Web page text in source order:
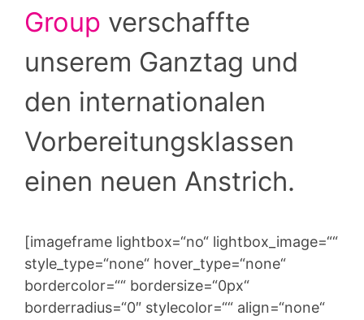
Group verschaffte
unserem Ganztag und
den internationalen
Vorbereitungsklassen
einen neuen Anstrich.
[imageframe lightbox=“no“ lightbox_image=““
style_type=“none“ hover_type=“none“
bordercolor=““ bordersize=“0px“
borderradius=“0″ stylecolor=““ align=“none“